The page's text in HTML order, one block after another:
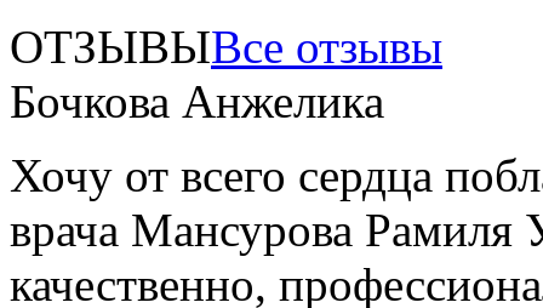
ОТЗЫВЫВсе отзывы
Бочкова Анжелика
Хочу от всего сердца
врача Мансурова Рамиля
качественно,